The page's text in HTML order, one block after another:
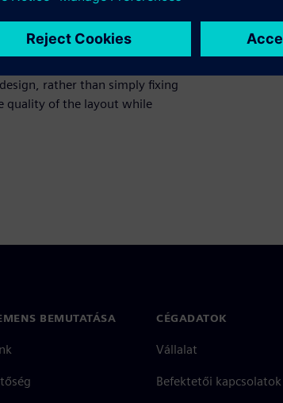
edit their designs, and can
of the complete DRC rules
process. With the time
quality verification,
rather than simply fixing
quality of the layout while
BEMUTATÁSA CÉGADATOK
Vállalat
Befektetői kapcsolatok